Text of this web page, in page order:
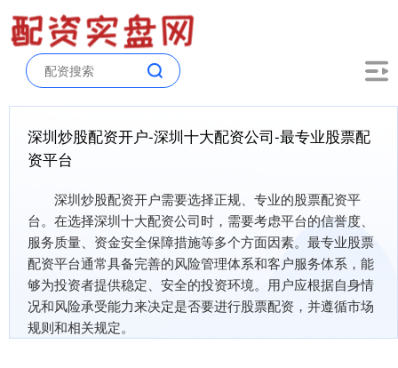
深圳炒股配资开户-深圳十大配资公司-最专业股票配
资平台
深圳炒股配资开户需要选择正规、专业的股票配资平
台。在选择深圳十大配资公司时，需要考虑平台的信誉度、
服务质量、资金安全保障措施等多个方面因素。最专业股票
配资平台通常具备完善的风险管理体系和客户服务体系，能
够为投资者提供稳定、安全的投资环境。用户应根据自身情
况和风险承受能力来决定是否要进行股票配资，并遵循市场
规则和相关规定。